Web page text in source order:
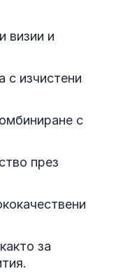
визии и
с изчистени
с
през
за